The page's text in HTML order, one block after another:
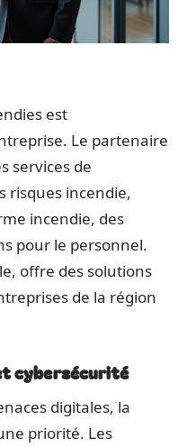
est
Le partenaire
services de
risques incendie,
incendie, des
pour le personnel.
offre des solutions
de la région
cybersécurité
digitales, la
priorité. Les